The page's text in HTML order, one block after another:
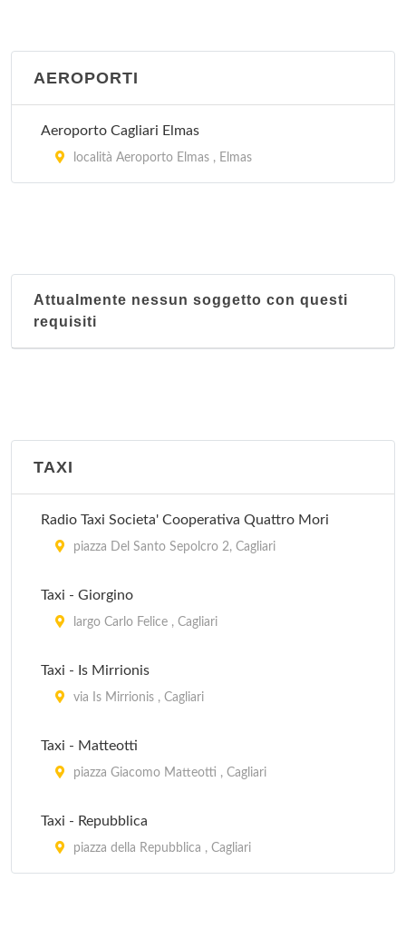
AEROPORTI
Aeroporto Cagliari Elmas
località Aeroporto Elmas , Elmas
Attualmente nessun soggetto con questi
requisiti
TAXI
Radio Taxi Societa' Cooperativa Quattro Mori
piazza Del Santo Sepolcro 2, Cagliari
Taxi - Giorgino
largo Carlo Felice , Cagliari
Taxi - Is Mirrionis
via Is Mirrionis , Cagliari
Taxi - Matteotti
piazza Giacomo Matteotti , Cagliari
Taxi - Repubblica
piazza della Repubblica , Cagliari